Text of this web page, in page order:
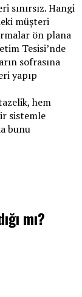
sınırsız. Hangi
müşteri
ön plana
Tesisi’nde
sofrasına
yapıp
hem
sistemle
bunu
mı?